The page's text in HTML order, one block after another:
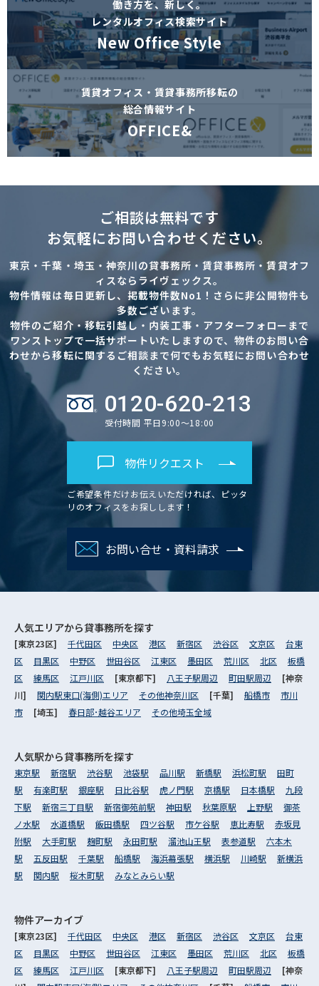
働き方を、新しく。
レンタルオフィス検索サイト
New Office Style
賃貸オフィス・賃貸事務所移転の
総合情報サイト
OFFICE&
ご相談は無料です
お気軽にお問い合わせください。
東京・千葉・埼玉・神奈川の貸事務所・賃貸事務所・賃貸オフ
ィスならライヴェックス。
物件情報は毎日更新し、掲載物件数No1！さらに非公開物件も
多数ございます。
物件のご紹介・移転引越し・内装工事・アフターフォローまで
ワンストップで一括サポートいたしますので、物件のお問い合
わせから移転に関するご相談まで何でもお気軽にお問い合わせ
ください。
0120-620-213
受付時間 平日9:00～18:00
物件リクエスト
ご希望条件だけお伝えいただければ、ピッタ
リのオフィスをお探しします！
お問い合せ・資料請求
人気エリアから貸事務所を探す
[東京23区] 千代田区 中央区 港区 新宿区 渋谷区 文京区
台東
区
目黒区 中野区 世田谷区 江東区 墨田区 荒川区 北区
板橋
区
練馬区 江戸川区 [東京都下] 八王子駅周辺 町田駅周辺
[神奈
川] 関内駅東口(海側)エリア その他神奈川区 [千葉] 船橋市
市川
市
[埼玉] 春日部･越谷エリア その他埼玉全域
人気駅から貸事務所を探す
東京駅 新宿駅 渋谷駅 池袋駅 品川駅 新橋駅 浜松町駅
田町
駅
有楽町駅 銀座駅 日比谷駅 虎ノ門駅 京橋駅 日本橋駅
九段
下駅
新宿三丁目駅 新宿御苑前駅 神田駅 秋葉原駅 上野駅
御茶
ノ水駅
水道橋駅 飯田橋駅 四ツ谷駅 市ケ谷駅 恵比寿駅
赤坂見
附駅
大手町駅 麹町駅 永田町駅 溜池山王駅 表参道駅
六本木
駅
五反田駅 千葉駅 船橋駅 海浜幕張駅 横浜駅 川崎駅
新横浜
駅
関内駅 桜木町駅 みなとみらい駅
物件アーカイブ
[東京23区] 千代田区 中央区 港区 新宿区 渋谷区 文京区
台東
区
目黒区 中野区 世田谷区 江東区 墨田区 荒川区 北区
板橋
区
練馬区 江戸川区 [東京都下] 八王子駅周辺 町田駅周辺
[神奈